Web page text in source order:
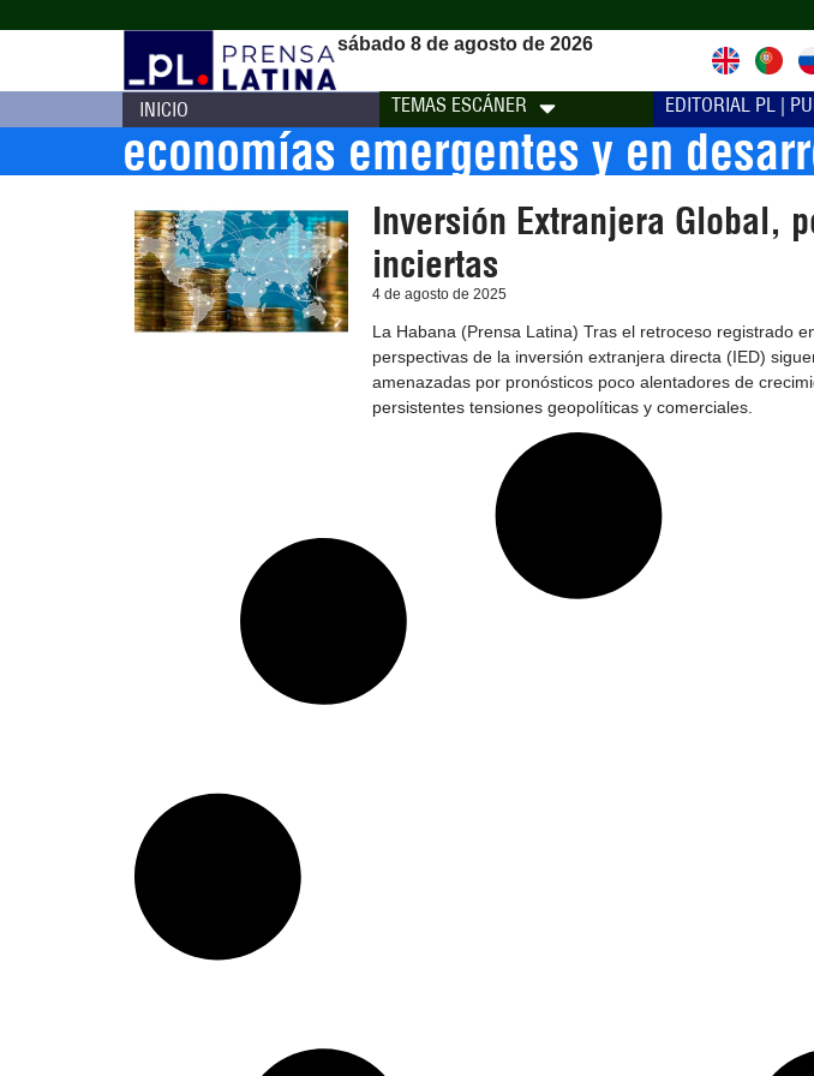
sábado 8 de agosto de 2026
INICIO TEMAS ESCÁNER EDITORIAL PL |
economías emergentes y en
Inversión Extranjera Global,
inciertas
4 de agosto de 2025
La Habana (Prensa Latina) Tras el retroceso registrado
perspectivas de la inversión extranjera directa (IED)
amenazadas por pronósticos poco alentadores de
persistentes tensiones geopolíticas y comerciales.